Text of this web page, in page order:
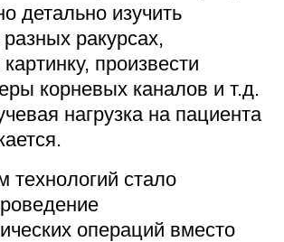
детально изучить
ракурсах,
произвести
корневых каналов и т.д.
нагрузка на пациента
технологий стало
операций вместо